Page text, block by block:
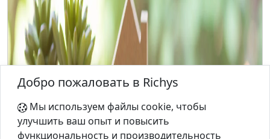
Добро пожаловать в Richys
Мы используем файлы cookie, чтобы
улучшить ваш опыт и повысить
функциональность и производительность